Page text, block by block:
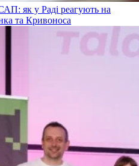
як у Раді реагують на
та Кривоноса